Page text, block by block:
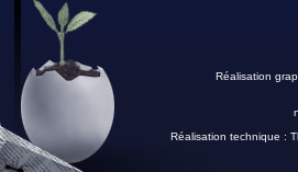
Réalisation
Réalisation technique :